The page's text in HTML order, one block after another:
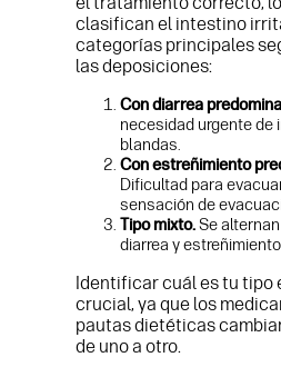
clasifican el intestino
categorías principales
las deposiciones:
Con diarrea
necesidad urgente de
blandas.
Con estreñimiento
Dificultad para
sensación de
Tipo mixto.Se
diarrea y
Identificar cuál es tu tipo
crucial, ya que los
pautas dietéticas
de uno a otro.